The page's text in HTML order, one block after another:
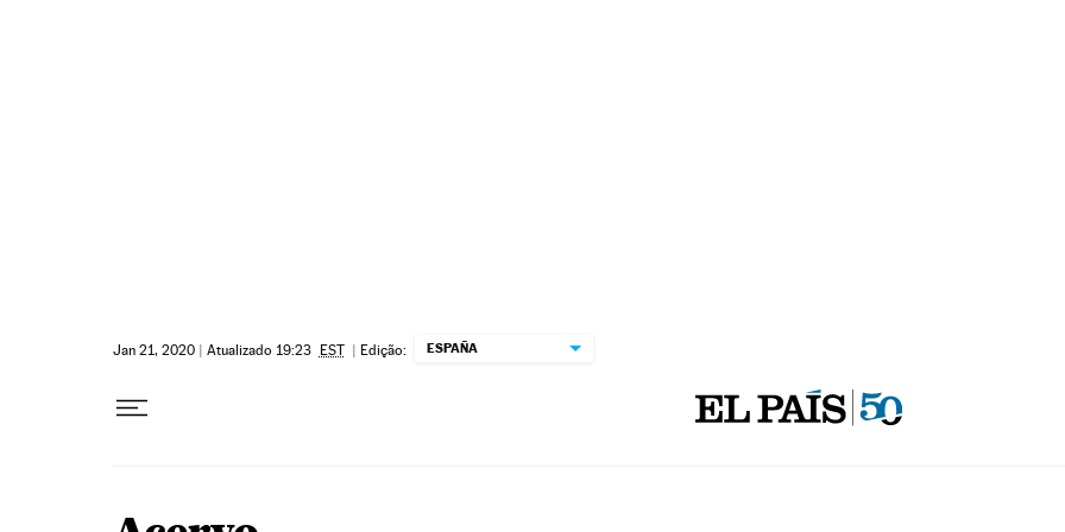
Jan 21, 2020 | Atualizado 19:23 EST | Edição: ESPAÑA